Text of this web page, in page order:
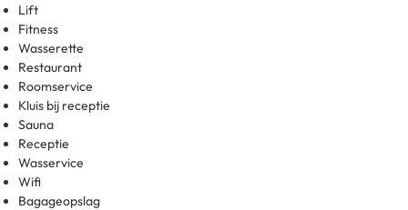
Lift
Fitness
Wasserette
Restaurant
Roomservice
Kluis bij receptie
Sauna
Receptie
Wasservice
Wifi
Bagageopslag